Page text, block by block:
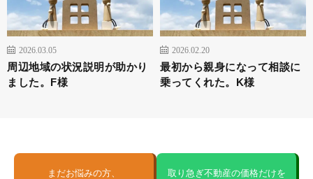
2026.03.05
周辺地域の状況説明が助かり
ました。F様
2026.02.20
最初から親身になって相談に
乗ってくれた。K様
まだお悩みの方、
取り急ぎ不動産の価格だけを